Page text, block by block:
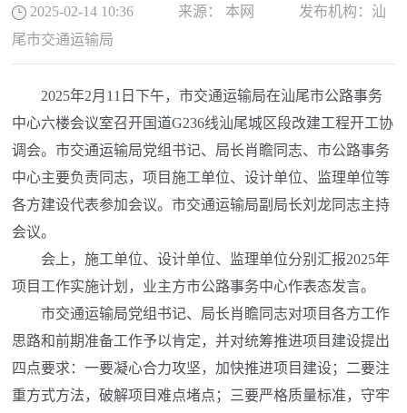
2025-02-14 10:36 来源： 本网 发布机构： 汕
尾市交通运输局
2025年2月11日下午，市交通运输局在汕尾市公路事务
中心六楼会议室召开国道G236线汕尾城区段改建工程开工协
调会。市交通运输局党组书记、局长肖瞻同志、市公路事务
中心主要负责同志，项目施工单位、设计单位、监理单位等
各方建设代表参加会议。市交通运输局副局长刘龙同志主持
会议。
会上，施工单位、设计单位、监理单位分别汇报2025年
项目工作实施计划，业主方市公路事务中心作表态发言。
市交通运输局党组书记、局长肖瞻同志对项目各方工作
思路和前期准备工作予以肯定，并对统筹推进项目建设提出
四点要求：一要凝心合力攻坚，加快推进项目建设；二要注
重方式方法，破解项目难点堵点；三要严格质量标准，守牢